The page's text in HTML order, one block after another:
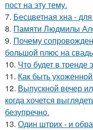
пост на эту тему.
7. Бесцветная хна -
8. Памяти Людмилы
9. Почему
большой плюс на
10. Что будет в тренде
11. Как быть
12. Выпускной вечер
когда хочется
безупречно.
13. Один штрих - и